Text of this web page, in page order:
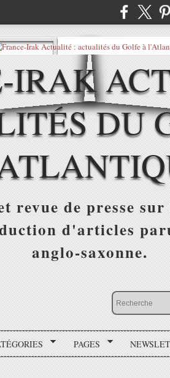
IRAK
DU
revue de presse
d'articles
anglo-saxonne.
PAGES